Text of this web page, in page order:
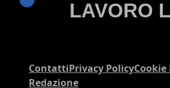
ContattiPrivacy PolicyCookie
Redazione